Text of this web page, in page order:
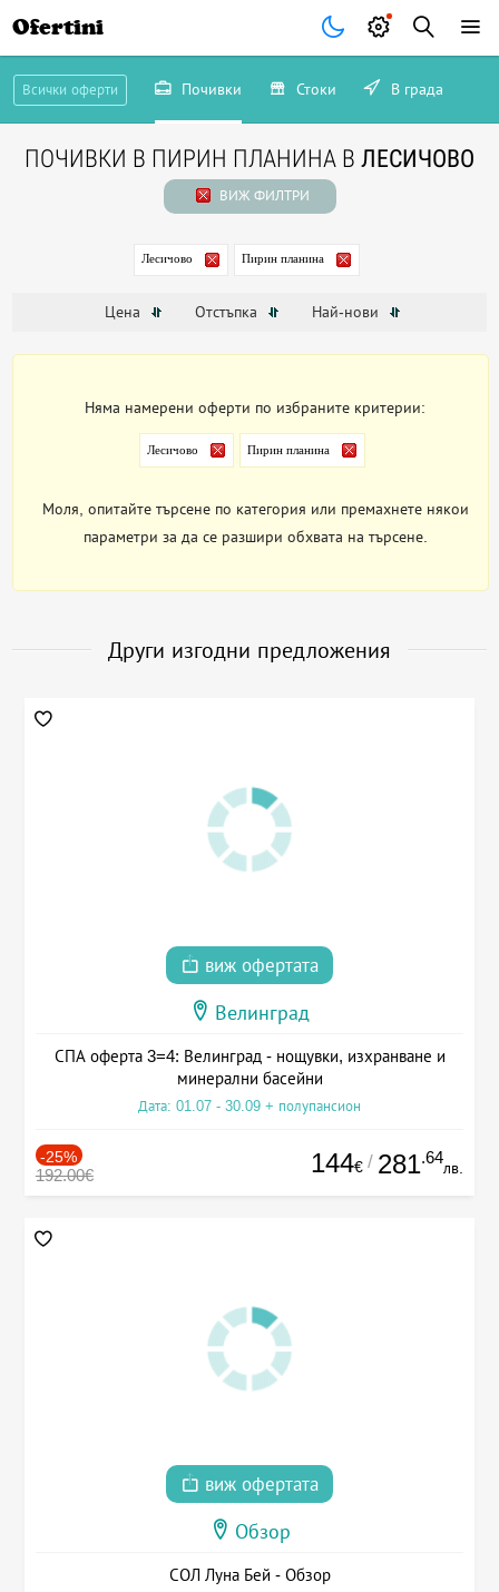
Ofertini
Всички оферти Почивки Стоки В града
ПОЧИВКИ В ПИРИН ПЛАНИНА В ЛЕСИЧОВО
ВИЖ ФИЛТРИ
Лесичово Пирин планина
Цена Отстъпка Най-нови
Няма намерени оферти по избраните критерии:
Лесичово Пирин планина
Моля, опитайте търсене по категория или премахнете някои
параметри за да се разшири обхвата на търсене.
Други изгодни предложения
виж офертата
Велинград
СПА оферта 3=4: Велинград - нощувки, изхранване и
минерални басейни
Дата: 01.07 - 30.09 + полупансион
-25%
192.00€ 144€ / 281.64
лв.
виж офертата
Обзор
СОЛ Луна Бей - Обзор